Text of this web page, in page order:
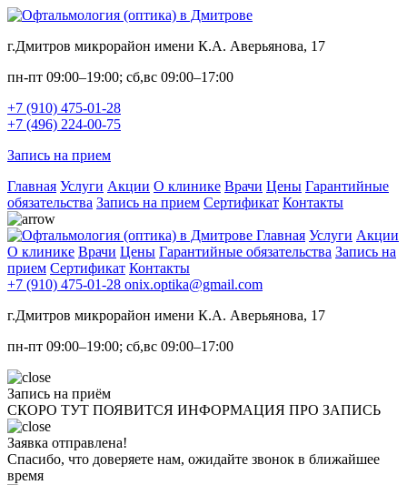
г.Дмитров микрорайон имени К.А. Аверьянова, 17
пн-пт 09:00–19:00; сб,вс 09:00–17:00
+7 (910) 475-01-28
+7 (496) 224-00-75
Запись на прием
Главная Услуги Акции О клинике Врачи Цены Гарантийные
обязательства Запись на прием Сертификат Контакты
Главная Услуги Акции
О клинике Врачи Цены Гарантийные обязательства Запись на
прием Сертификат Контакты
+7 (910) 475-01-28 onix.optika@gmail.com
г.Дмитров микрорайон имени К.А. Аверьянова, 17
пн-пт 09:00–19:00; сб,вс 09:00–17:00
Запись на приём
СКОРО ТУТ ПОЯВИТСЯ ИНФОРМАЦИЯ ПРО ЗАПИСЬ
Заявка отправлена!
Спасибо, что доверяете нам, ожидайте звонок в ближайшее
время